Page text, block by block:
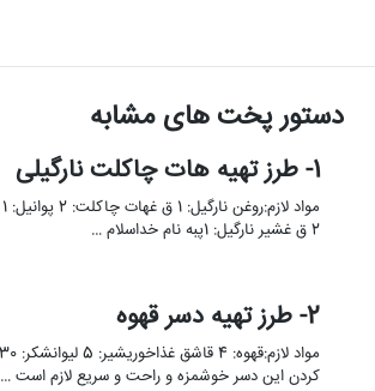
دستور پخت های مشابه
1- طرز تهیه هات چاکلت نارگیلی
2 ق غشیر نارگیل: 1پبه نام خداسلام …
2- طرز تهیه دسر قهوه
کردن این دسر خوشمزه و راحت و سریع لازم است …